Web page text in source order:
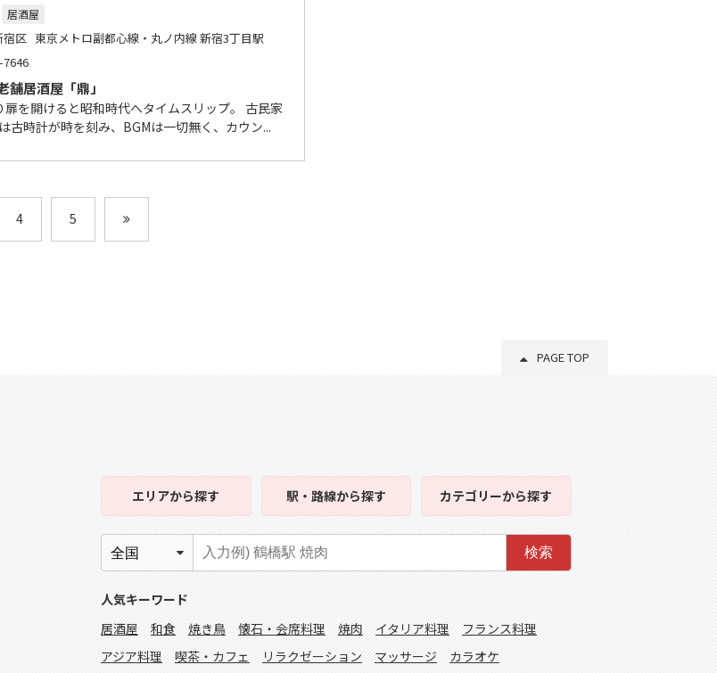
居酒屋
宿区 東京メトロ副都心線・丸ノ内線 新宿3丁目駅
居酒屋「鼎」
を開けると昭和時代へタイムスリップ。 古民家
古時計が時を刻み、BGMは一切無く、カウン...
4 5
PAGE TOP
エリアから探す 駅・路線から探す カテゴリーから探す
検索
人気キーワード
居酒屋
和食 焼き鳥 懐石・会席料理 焼肉 イタリア料理
フランス料理
アジア料理
喫茶・カフェ リラクゼーション マッサージ カラオケ